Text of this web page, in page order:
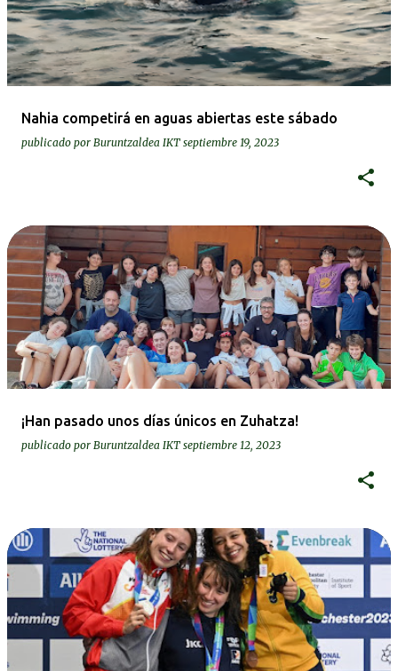
Nahia competirá en aguas abiertas este sábado
publicado por Buruntzaldea IKT septiembre 19, 2023
¡Han pasado unos días únicos en Zuhatza!
publicado por Buruntzaldea IKT septiembre 12, 2023